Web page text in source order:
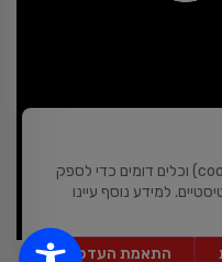
לידיעתכם, באתר זה נעשה שימוש ב"קבצי עוגיות" (cookies) וכלים דומים כדי לספק
למידע נוסף עיינו
התאמת העדפות